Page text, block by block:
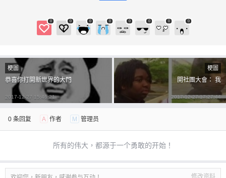
0 0 0 0 0 0 0 0
梗圖
恭喜你打開新世界的大門
2017-12-27 15:46:21
梗圖
開社團大會： 我
2017-12-27 17:27:44
0 条回复 A 作者 M 管理员
所有的伟大，都源于一个勇敢的开始！
修改资料